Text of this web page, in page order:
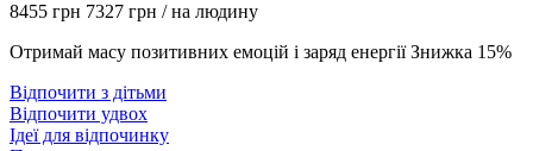
8455 грн 7327 грн / на людину
Отримай масу позитивних емоцій і заряд енергії Знижка 15%
Відпочити з дітьми
Відпочити удвох
Ідеї для відпочинку